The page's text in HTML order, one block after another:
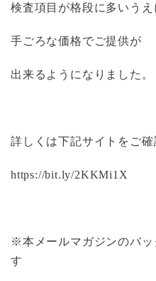
検査項目が格段に多いうえ
手ごろな価格でご提供が
出来るようになりました。
詳しくは下記サイトをご確
https://bit.ly/2KKMi1X
※本メールマガジンのバッ
す